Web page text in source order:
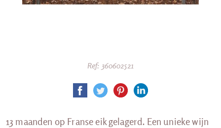
Ref: 360602521
13 maanden op Franse eik gelagerd. Een unieke wijn